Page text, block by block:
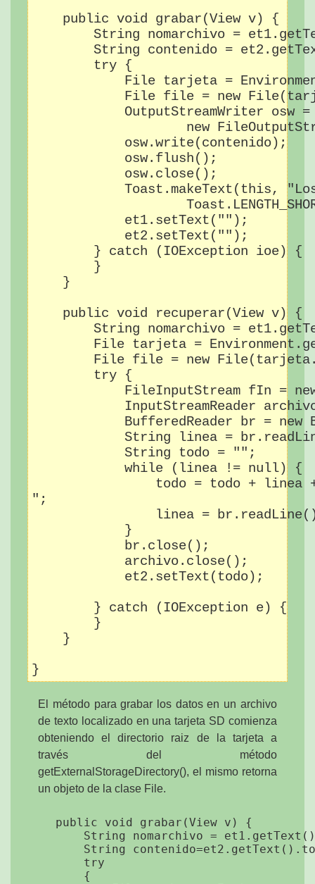
    public void grabar(View v) {
String nomarchivo =
String contenido =
        try {
File tarjeta =
File file = new
OutputStreamWriter osw
new
            osw.write(contenido);
            osw.flush();
            osw.close();
Toast.makeText(this,
            et1.setText("");
            et2.setText("");
        } catch (IOException ioe) {
        }
    }
    public void recuperar(View v) {
String nomarchivo =
File tarjeta =
File file = new
        try {
FileInputStream fIn =
InputStreamReader
BufferedReader br = new
String linea =
            String todo = "";
            while (linea != null) {
todo = todo + linea
";
linea =
            }
            br.close();
            archivo.close();
            et2.setText(todo);
        } catch (IOException e) {
        }
    }
El método para grabar los datos en un archivo
de texto localizado en una tarjeta SD comienza
obteniendo el directorio raiz de la tarjeta a
través del método
getExternalStorageDirectory(), el mismo retorna
un objeto de la clase File.
    public void grabar(View v) {
String nomarchivo =
String
        try
        {